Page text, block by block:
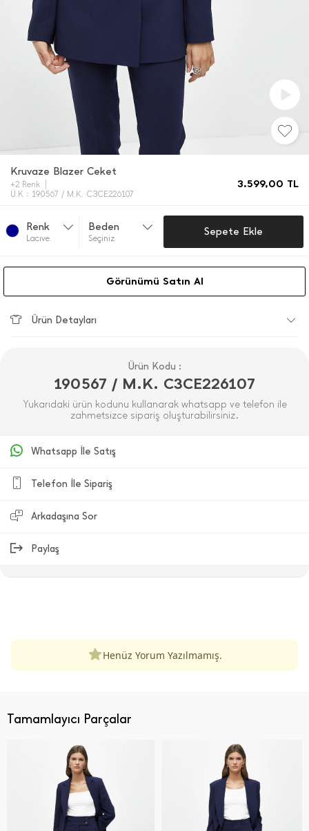
Kruvaze Blazer Ceket
+2 Renk
Ü.K : 190567 / M.K. C3CE226107
3.599,00 TL
Renk
Lacıve.
Beden
Seçiniz
Sepete Ekle
Görünümü Satın Al
Ürün Detayları
Ürün Kodu :
190567 / M.K. C3CE226107
Yukarıdaki ürün kodunu kullanarak whatsapp ve telefon ile
zahmetsizce sipariş oluşturabilirsiniz.
Whatsapp İle Satış
Telefon İle Sipariş
Arkadaşına Sor
Paylaş
Henüz Yorum Yazılmamış.
Tamamlayıcı Parçalar